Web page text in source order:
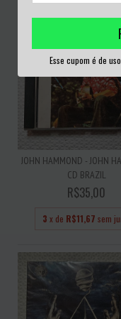
Esse cupom é de
JOHN HAMMOND - JOHN
CD BRAZIL
R$35,00
3 x de R$11,67 sem